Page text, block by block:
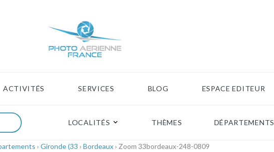
ACTIVITÉS SERVICES BLOG ESPACE EDITEUR
LOCALITÉS THÈMES DÉPARTEMENTS
› Gironde (33 › Bordeaux› Zoom 33bordeaux-248-0809